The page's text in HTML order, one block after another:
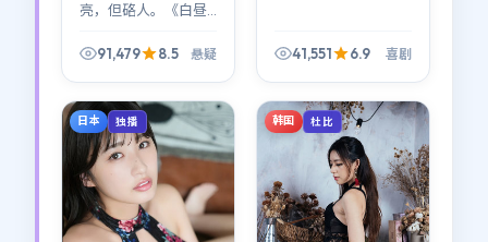
亮，但硌人。《白昼
话里话的观众；2024
91,479 8.5 悬疑 41,551 6.9 喜剧
日本 独播 韩国 杜比